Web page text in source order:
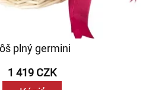
plný germini
1 419 CZK